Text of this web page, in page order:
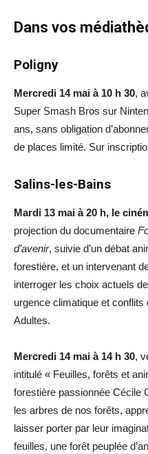
Dans vos
Poligny
Mercredi 14 mai à 10 h 30,
Super Smash Bros sur
ans, sans obligation
de places limité. Sur
Salins-les-Bains
Mardi 13 mai à 20 h, le
projection du documentaire
d’avenir, suivie d’un débat
forestière, et un intervenant
interroger les choix actuels
urgence climatique et conflits
Adultes.
Mercredi 14 mai à 14 h 30,
intitulé « Feuilles, forêts et
forestière passionnée Cécile
les arbres de nos forêts,
laisser porter par leur
feuilles, une forêt peuplée